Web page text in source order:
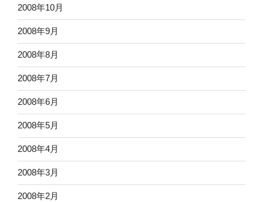
2008年10月
2008年9月
2008年8月
2008年7月
2008年6月
2008年5月
2008年4月
2008年3月
2008年2月